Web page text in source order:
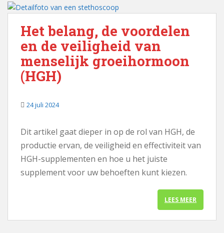
Het belang, de voordelen
en de veiligheid van
menselijk groeihormoon
(HGH)
24 juli 2024
Dit artikel gaat dieper in op de rol van HGH, de
productie ervan, de veiligheid en effectiviteit van
HGH-supplementen en hoe u het juiste
supplement voor uw behoeften kunt kiezen.
LEES MEER